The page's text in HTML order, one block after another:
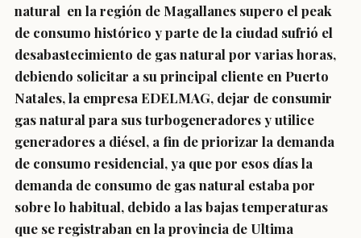
natural en la región de Magallanes supero el peak
de consumo histórico y parte de la ciudad sufrió el
desabastecimiento de gas natural por varias horas,
debiendo solicitar a su principal cliente en Puerto
Natales, la empresa EDELMAG, dejar de consumir
gas natural para sus turbogeneradores y utilice
generadores a diésel, a fin de priorizar la demanda
de consumo residencial, ya que por esos días la
demanda de consumo de gas natural estaba por
sobre lo habitual, debido a las bajas temperaturas
que se registraban en la provincia de Ultima